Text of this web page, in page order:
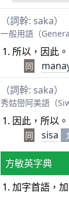
（詞幹: saka）
一般用語（
所以，因此。
同
（詞幹: saka）
秀姑巒阿美語（
因此，所以。
同 sisa
方敏英字典
加字首語，